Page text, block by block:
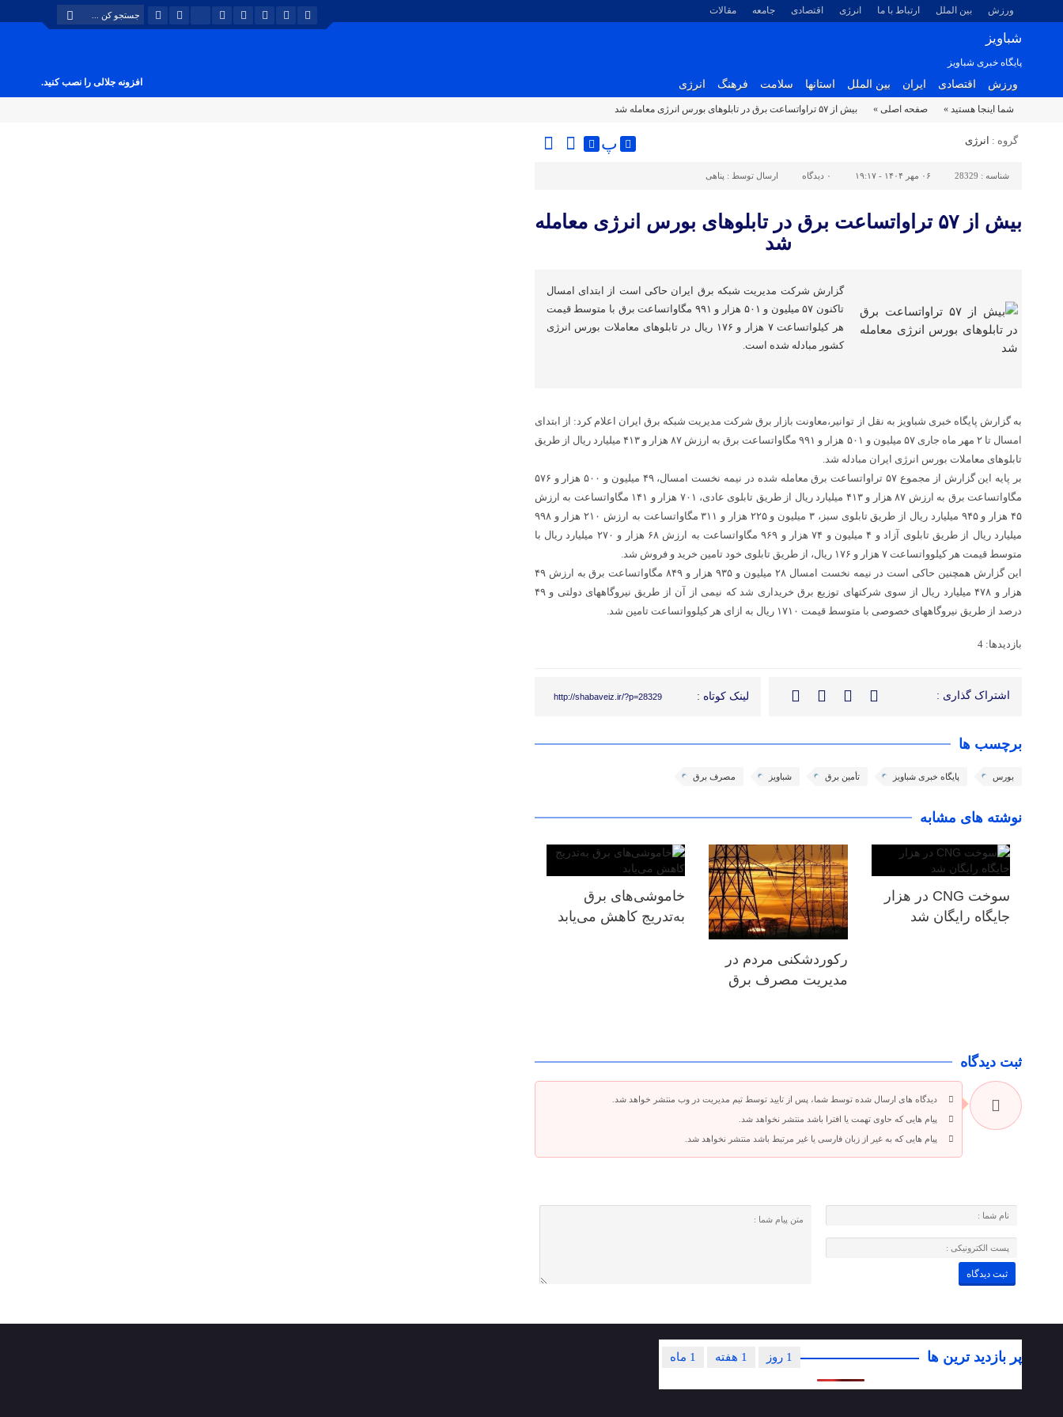
ورزش بین الملل ارتباط با ما انرژی اقتصادی جامعه مقالات
شباویز
پایگاه خبری شباویز
ورزش اقتصادی ایران بین الملل استانها سلامت فرهنگ انرژی افزونه جلالی را نصب کنید.
شما اینجا هستید » صفحه اصلی » بیش از ۵۷ تراواتساعت برق در تابلوهای بورس انرژی معامله شد
گروه : انرژی پ
شناسه : 28329 ۰۶ مهر ۱۴۰۴ - ۱۹:۱۷ ۰ دیدگاه ارسال توسط : پناهی
بیش از ۵۷ تراواتساعت برق در تابلوهای بورس انرژی معامله
شد
گزارش شرکت مدیریت شبکه برق ایران حاکی است از ابتدای امسال
تاکنون ۵۷ میلیون و ۵۰۱ هزار و ۹۹۱ مگاواتساعت برق با متوسط قیمت
هر کیلواتساعت ۷ هزار و ۱۷۶ ریال در تابلوهای معاملات بورس انرژی
کشور مبادله شده است.
به گزارش پایگاه خبری شباویز به نقل از توانیر،معاونت بازار برق شرکت مدیریت شبکه برق ایران اعلام کرد: از ابتدای
امسال تا ۲ مهر ماه جاری ۵۷ میلیون و ۵۰۱ هزار و ۹۹۱ مگاواتساعت برق به ارزش ۸۷ هزار و ۴۱۳ میلیارد ریال از طریق
تابلوهای معاملات بورس انرژی ایران مبادله شد.
بر پایه این گزارش از مجموع ۵۷ تراواتساعت برق معامله شده در نیمه نخست امسال، ۴۹ میلیون و ۵۰۰ هزار و ۵۷۶
مگاواتساعت برق به ارزش ۸۷ هزار و ۴۱۳ میلیارد ریال از طریق تابلوی عادی، ۷۰۱ هزار و ۱۴۱ مگاواتساعت به ارزش
۴۵ هزار و ۹۴۵ میلیارد ریال از طریق تابلوی سبز، ۳ میلیون و ۲۲۵ هزار و ۳۱۱ مگاواتساعت به ارزش ۲۱۰ هزار و ۹۹۸
میلیارد ریال از طریق تابلوی آزاد و ۴ میلیون و ۷۴ هزار و ۹۶۹ مگاواتساعت به ارزش ۶۸ هزار و ۲۷۰ میلیارد ریال با
متوسط قیمت هر کیلوواتساعت ۷ هزار و ۱۷۶ ریال، از طریق تابلوی خود تامین خرید و فروش شد.
این گزارش همچنین حاکی است در نیمه نخست امسال ۲۸ میلیون و ۹۳۵ هزار و ۸۴۹ مگاواتساعت برق به ارزش ۴۹
هزار و ۴۷۸ میلیارد ریال از سوی شرکتهای توزیع برق خریداری شد که نیمی از آن از طریق نیروگاههای دولتی و ۴۹
درصد از طریق نیروگاههای خصوصی با متوسط قیمت ۱۷۱۰ ریال به ازای هر کیلوواتساعت تامین شد.
بازدیدها: 4
اشتراک گذاری : لینک کوتاه : http://shabaveiz.ir/?p=28329
برچسب ها
بورس پایگاه خبری شباویز تأمین برق شباویز مصرف برق
نوشته های مشابه
سوخت CNG در هزار
جایگاه رایگان شد
رکوردشکنی مردم در
مدیریت مصرف برق
خاموشی‌های برق
به‌تدریج کاهش می‌یابد
ثبت دیدگاه
دیدگاه های ارسال شده توسط شما، پس از تایید توسط تیم مدیریت در وب منتشر خواهد شد.
پیام هایی که حاوی تهمت یا افترا باشد منتشر نخواهد شد.
پیام هایی که به غیر از زبان فارسی یا غیر مرتبط باشد منتشر نخواهد شد.
پر بازدید ترین ها 1 ماه 1 هفته 1 روز